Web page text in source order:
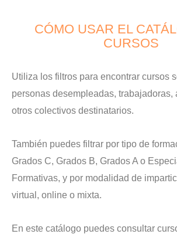
CÓMO USAR EL
CURSOS
Utiliza los filtros para encontrar cursos
personas desempleadas, trabajadoras,
otros colectivos destinatarios.
También puedes filtrar por tipo de
Grados C, Grados B, Grados A o
Formativas, y por modalidad de
virtual, online o mixta.
En este catálogo puedes consultar